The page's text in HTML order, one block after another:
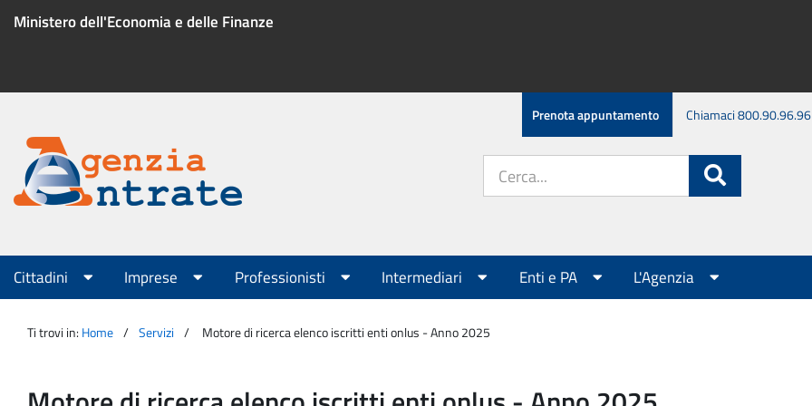
Ministero dell'Economia e delle Finanze
Menu
servizio
Prenota appuntamento Chiamaci 800.90.96.96
Agenzia
Entrate
sito:
Menu
principale
Cittadini Imprese Professionisti Intermediari Enti e PA L'Agenzia
Ti trovi in: Home Servizi Motore di ricerca elenco iscritti enti onlus - Anno 2025